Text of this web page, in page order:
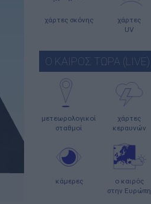
χάρτες σκόνης
χάρτες
UV
Ο ΚΑΙΡΟΣ ΤΩΡΑ (LIVE)
μετεωρολογικοί
σταθμοί
χάρτες
κεραυνών
κάμερες
ο καιρός
στην Ευρώπη